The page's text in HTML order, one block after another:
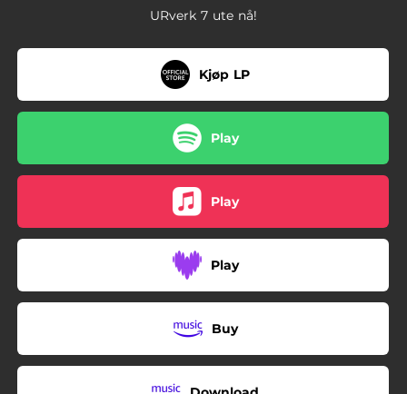
URverk 7 ute nå!
Kjøp LP
Play
Play
Play
Buy